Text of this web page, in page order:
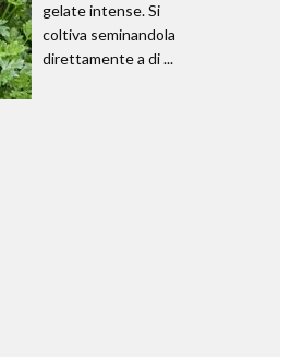
gelate intense. Si
coltiva seminandola
direttamente a di ...